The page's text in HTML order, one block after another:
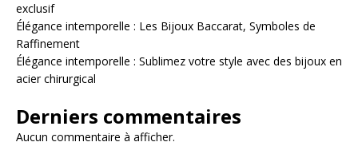
exclusif
Élégance intemporelle : Les Bijoux Baccarat, Symboles de
Raffinement
Élégance intemporelle : Sublimez votre style avec des bijoux en
acier chirurgical
Derniers commentaires
Aucun commentaire à afficher.